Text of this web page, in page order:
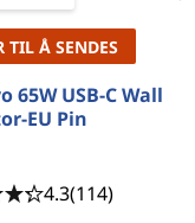
TIL Å SENDES
65W USB-C Wall
EU Pin
4.3(114)